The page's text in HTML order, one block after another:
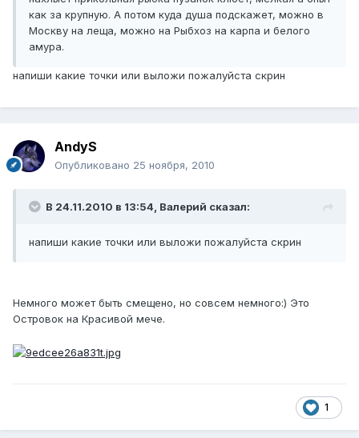
как за крупную. А потом куда душа подскажет, можно в
Москву на леща, можно на Рыбхоз на карпа и белого
амура.
напиши какие точки или выложи пожалуйста скрин
AndyS
Опубликовано 25 ноября, 2010
В 24.11.2010 в 13:54, Валерий сказал:
напиши какие точки или выложи пожалуйста скрин
Немного может быть смещено, но совсем немного:) Это
Островок на Красивой мече.
1